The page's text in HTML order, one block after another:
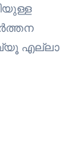
എല്ലാ